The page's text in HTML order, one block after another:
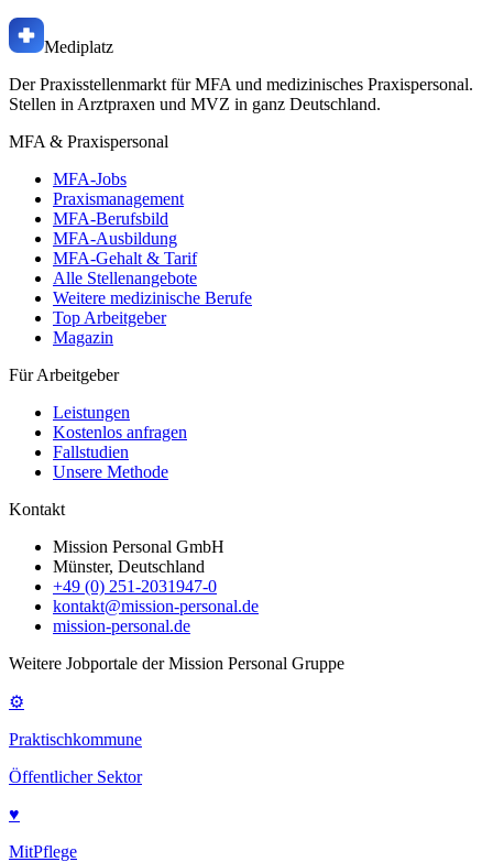
Mediplatz
Der Praxisstellenmarkt für MFA und medizinisches Praxispersonal.
Stellen in Arztpraxen und MVZ in ganz Deutschland.
MFA & Praxispersonal
MFA-Jobs
Praxismanagement
MFA-Berufsbild
MFA-Ausbildung
MFA-Gehalt & Tarif
Alle Stellenangebote
Weitere medizinische Berufe
Top Arbeitgeber
Magazin
Für Arbeitgeber
Leistungen
Kostenlos anfragen
Fallstudien
Unsere Methode
Kontakt
Mission Personal GmbH
Münster, Deutschland
+49 (0) 251-2031947-0
kontakt@mission-personal.de
mission-personal.de
Weitere Jobportale der Mission Personal Gruppe
⚙
Praktischkommune
Öffentlicher Sektor
♥
MitPflege